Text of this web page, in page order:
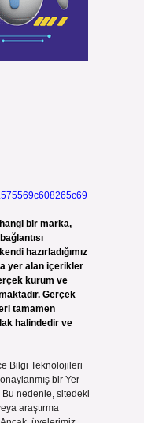
bir marka,
hazırladığımız
yer alan içerikler
kurum ve
Gerçek
tamamen
halindedir ve
Bilgi Teknolojileri
bir Yer
Bu nedenle, sitedeki
araştırma